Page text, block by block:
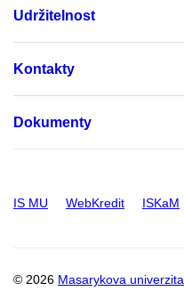
Udržitelnost
Kontakty
Dokumenty
IS MU WebKredit ISKaM
© 2026 Masarykova univerzita